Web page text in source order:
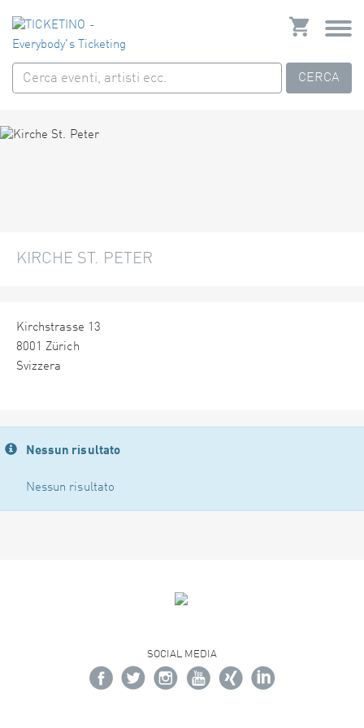
CERCA
KIRCHE ST. PETER
Kirchstrasse 13
8001 Zürich
Svizzera
Nessun risultato
Nessun risultato
SOCIAL MEDIA